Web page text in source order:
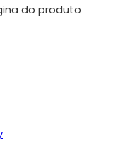
do produto